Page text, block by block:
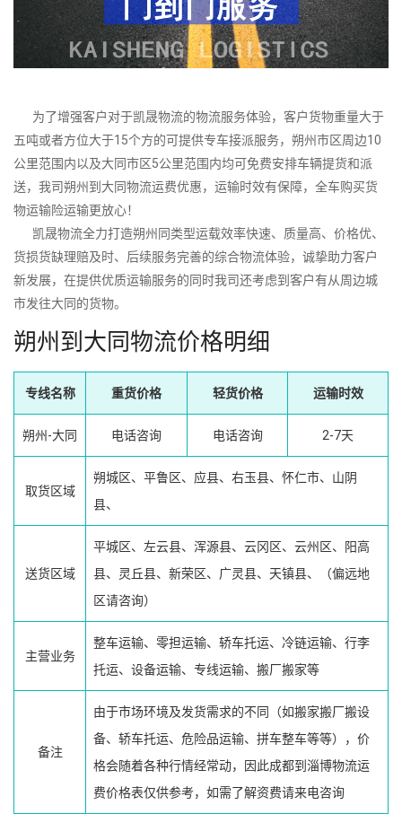
为了增强客户对于凯晟物流的物流服务体验，客户货物重量大于
五吨或者方位大于15个方的可提供专车接派服务，朔州市区周边10
公里范围内以及大同市区5公里范围内均可免费安排车辆提货和派
送，我司朔州到大同物流运费优惠，运输时效有保障，全车购买货
物运输险运输更放心！
凯晟物流全力打造朔州同类型运载效率快速、质量高、价格优、
货损货缺理赔及时、后续服务完善的综合物流体验，诚挚助力客户
新发展，在提供优质运输服务的同时我司还考虑到客户有从周边城
市发往大同的货物。
朔州到大同物流价格明细
专线名称 重货价格 轻货价格 运输时效
朔州-大同 电话咨询 电话咨询 2-7天
取货区域
朔城区、平鲁区、应县、右玉县、怀仁市、山阴
县、
送货区域
平城区、左云县、浑源县、云冈区、云州区、阳高
县、灵丘县、新荣区、广灵县、天镇县、（偏远地
区请咨询）
主营业务
整车运输、零担运输、轿车托运、冷链运输、行李
托运、设备运输、专线运输、搬厂搬家等
备注
由于市场环境及发货需求的不同（如搬家搬厂搬设
备、轿车托运、危险品运输、拼车整车等等），价
格会随着各种行情经常动，因此成都到淄博物流运
费价格表仅供参考，如需了解资费请来电咨询